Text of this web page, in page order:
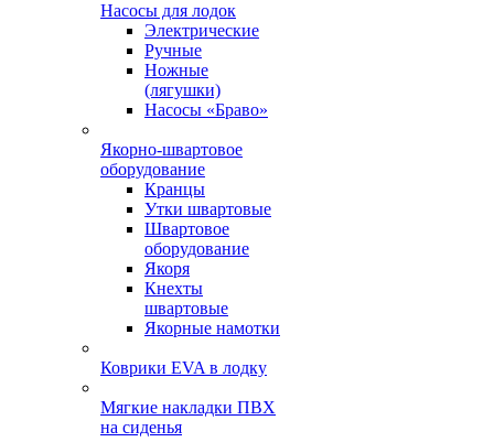
Насосы для лодок
Электрические
Ручные
Ножные
(лягушки)
Насосы «Браво»
Якорно-швартовое
оборудование
Кранцы
Утки швартовые
Швартовое
оборудование
Якоря
Кнехты
швартовые
Якорные намотки
Коврики EVA в лодку
Мягкие накладки ПВХ
на сиденья